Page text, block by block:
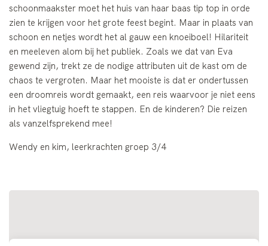
schoonmaakster moet het huis van haar baas tip top in orde
zien te krijgen voor het grote feest begint. Maar in plaats van
schoon en netjes wordt het al gauw een knoeiboel! Hilariteit
en meeleven alom bij het publiek. Zoals we dat van Eva
gewend zijn, trekt ze de nodige attributen uit de kast om de
chaos te vergroten. Maar het mooiste is dat er ondertussen
een droomreis wordt gemaakt, een reis waarvoor je niet eens
in het vliegtuig hoeft te stappen. En de kinderen? Die reizen
als vanzelfsprekend mee!
Wendy en kim, leerkrachten groep 3/4